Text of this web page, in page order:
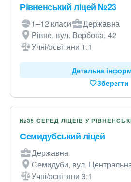
Рівненський ліцей №23
1–12 класи
Державна
Рівне, вул. Вербова, 42
Учні/освітяни 1:1
Детальна
Зберегти
№35 СЕРЕД ЛІЦЕЇВ У
Семидубський ліцей
Державна
Семидуби, вул.
Учні/освітяни 3:1